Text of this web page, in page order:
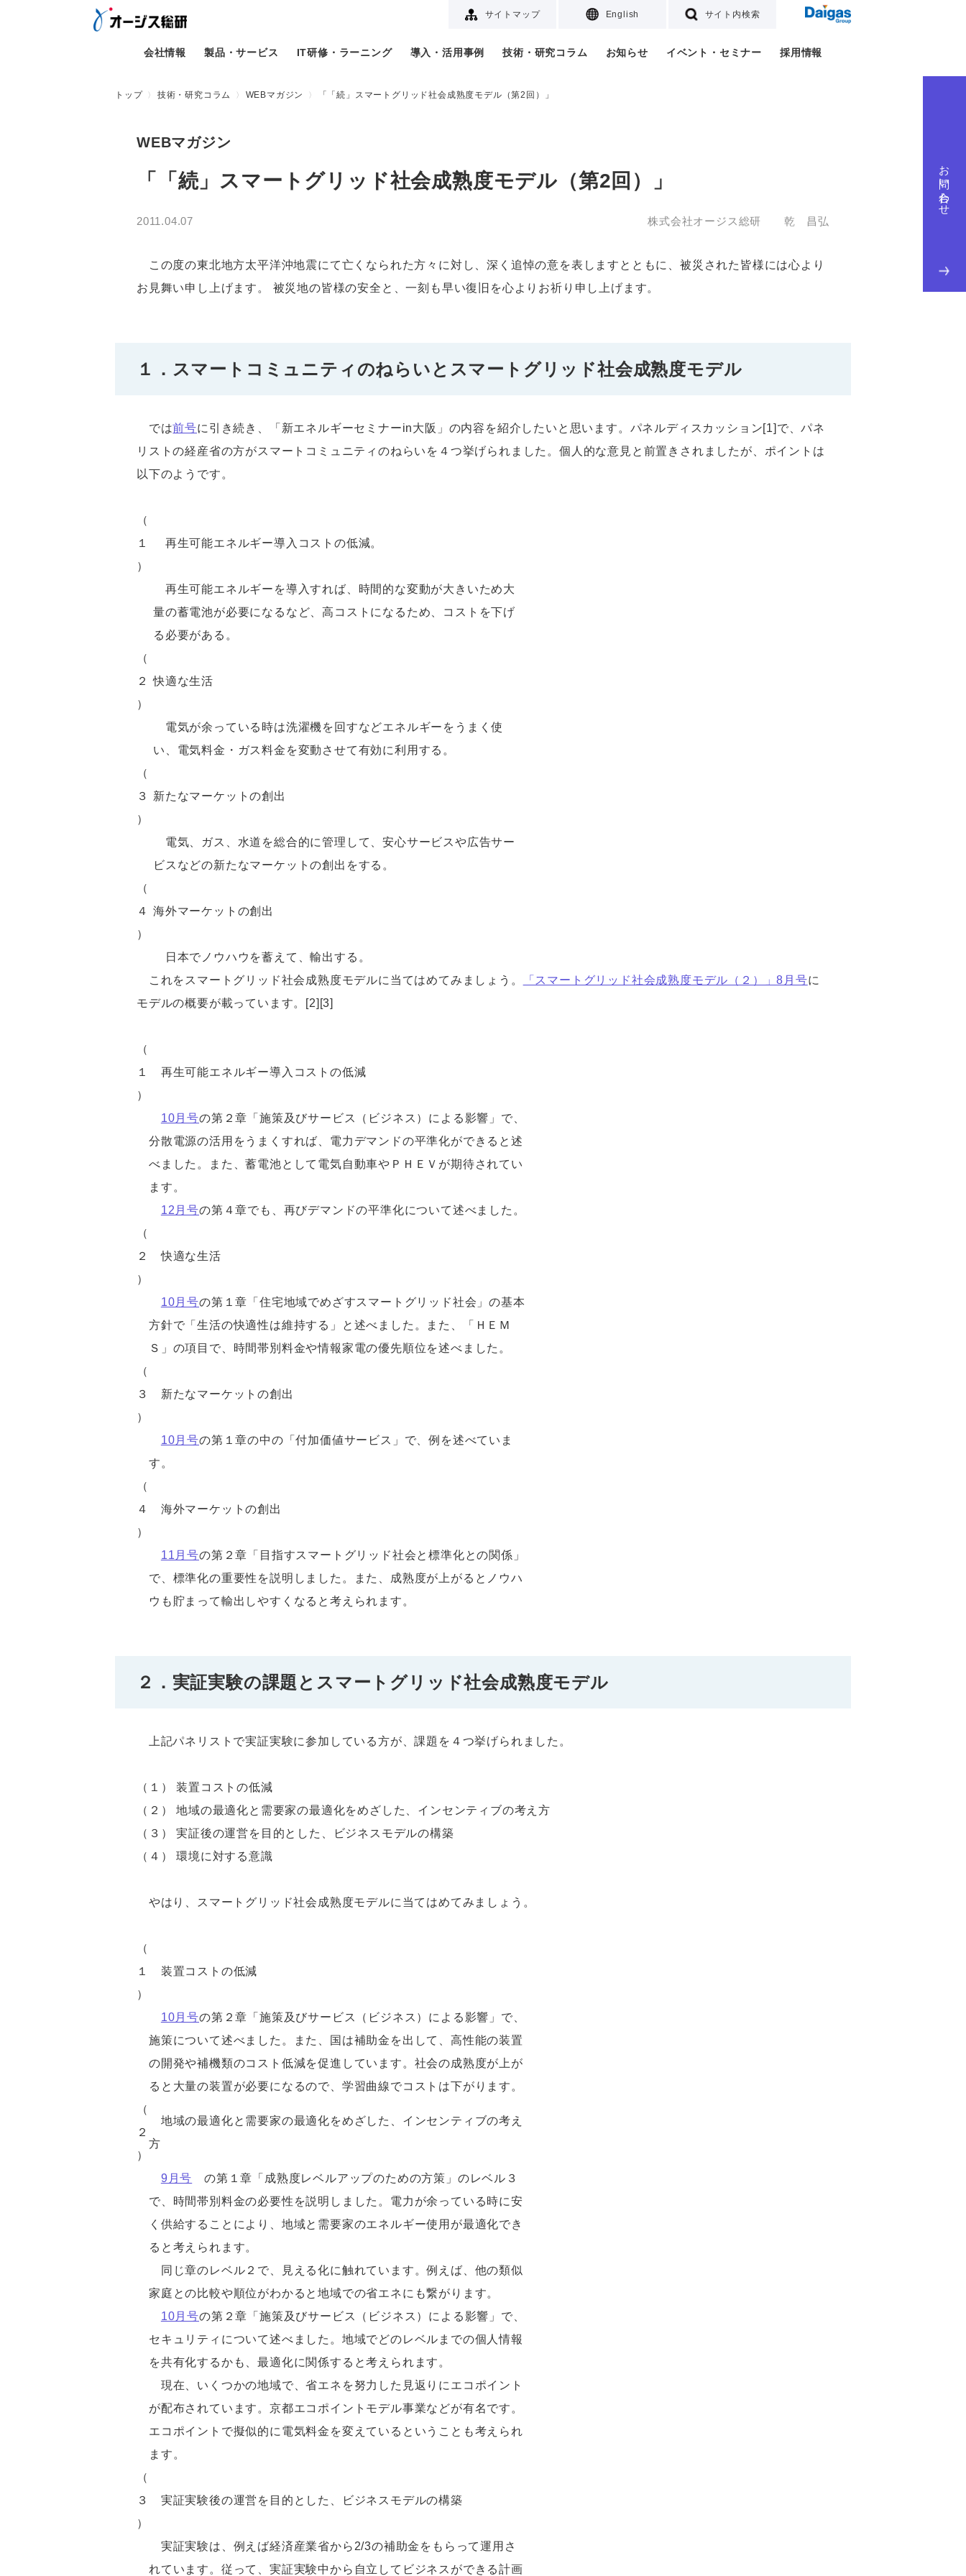
サイトマップ English サイト内検索
会社情報 製品・サービス IT研修・ラーニング 導入・活用事例 技術・研究コラム お知らせ イベント・セミナー 採用情報
お問い合わせ
トップ 技術・研究コラム WEBマガジン 「「続」スマートグリッド社会成熟度モデル（第2回）」
WEBマガジン
「「続」スマートグリッド社会成熟度モデル（第2回）」
2011.04.07 株式会社オージス総研 乾 昌弘
この度の東北地方太平洋沖地震にて亡くなられた方々に対し、深く追悼の意を表しますとともに、被災された皆様には心より
お見舞い申し上げます。 被災地の皆様の安全と、一刻も早い復旧を心よりお祈り申し上げます。
１．スマートコミュニティのねらいとスマートグリッド社会成熟度モデル
では前号に引き続き、「新エネルギーセミナーin大阪」の内容を紹介したいと思います。パネルディスカッション[1]で、パネ
リストの経産省の方がスマートコミュニティのねらいを４つ挙げられました。個人的な意見と前置きされましたが、ポイントは
以下のようです。
（
１
）
再生可能エネルギー導入コストの低減。
再生可能エネルギーを導入すれば、時間的な変動が大きいため大
量の蓄電池が必要になるなど、高コストになるため、コストを下げ
る必要がある。
（
２
）
快適な生活
電気が余っている時は洗濯機を回すなどエネルギーをうまく使
い、電気料金・ガス料金を変動させて有効に利用する。
（
３
）
新たなマーケットの創出
電気、ガス、水道を総合的に管理して、安心サービスや広告サー
ビスなどの新たなマーケットの創出をする。
（
４
）
海外マーケットの創出
日本でノウハウを蓄えて、輸出する。
これをスマートグリッド社会成熟度モデルに当てはめてみましょう。
「スマートグリッド社会成熟度モデル（２）」8月号に
モデルの概要が載っています。[2][3]
（
１
）
再生可能エネルギー導入コストの低減
10月号の第２章「施策及びサービス（ビジネス）による影響」で、
分散電源の活用をうまくすれば、電力デマンドの平準化ができると述
べました。また、蓄電池として電気自動車やＰＨＥＶが期待されてい
ます。
12月号の第４章でも、再びデマンドの平準化について述べました。
（
２
）
快適な生活
10月号の第１章「住宅地域でめざすスマートグリッド社会」の基本
方針で「生活の快適性は維持する」と述べました。また、「ＨＥＭ
Ｓ」の項目で、時間帯別料金や情報家電の優先順位を述べました。
（
３
）
新たなマーケットの創出
10月号の第１章の中の「付加価値サービス」で、例を述べていま
す。
（
４
）
海外マーケットの創出
11月号の第２章「目指すスマートグリッド社会と標準化との関係」
で、標準化の重要性を説明しました。また、成熟度が上がるとノウハ
ウも貯まって輸出しやすくなると考えられます。
２．実証実験の課題とスマートグリッド社会成熟度モデル
上記パネリストで実証実験に参加している方が、課題を４つ挙げられました。
（１） 装置コストの低減
（２） 地域の最適化と需要家の最適化をめざした、インセンティブの考え方
（３） 実証後の運営を目的とした、ビジネスモデルの構築
（４） 環境に対する意識
やはり、スマートグリッド社会成熟度モデルに当てはめてみましょう。
（
１
）
装置コストの低減
10月号の第２章「施策及びサービス（ビジネス）による影響」で、
施策について述べました。また、国は補助金を出して、高性能の装置
の開発や補機類のコスト低減を促進しています。社会の成熟度が上が
ると大量の装置が必要になるので、学習曲線でコストは下がります。
（
２
）
地域の最適化と需要家の最適化をめざした、インセンティブの考え
方
9月号 の第１章「成熟度レベルアップのための方策」のレベル３
で、時間帯別料金の必要性を説明しました。電力が余っている時に安
く供給することにより、地域と需要家のエネルギー使用が最適化でき
ると考えられます。
同じ章のレベル２で、見える化に触れています。例えば、他の類似
家庭との比較や順位がわかると地域での省エネにも繋がります。
10月号の第２章「施策及びサービス（ビジネス）による影響」で、
セキュリティについて述べました。地域でどのレベルまでの個人情報
を共有化するかも、最適化に関係すると考えられます。
現在、いくつかの地域で、省エネを努力した見返りにエコポイント
が配布されています。京都エコポイントモデル事業などが有名です。
エコポイントで擬似的に電気料金を変えているということも考えられ
ます。
（
３
）
実証実験後の運営を目的とした、ビジネスモデルの構築
実証実験は、例えば経済産業省から2/3の補助金をもらって運用さ
れています。従って、実証実験中から自立してビジネスができる計画